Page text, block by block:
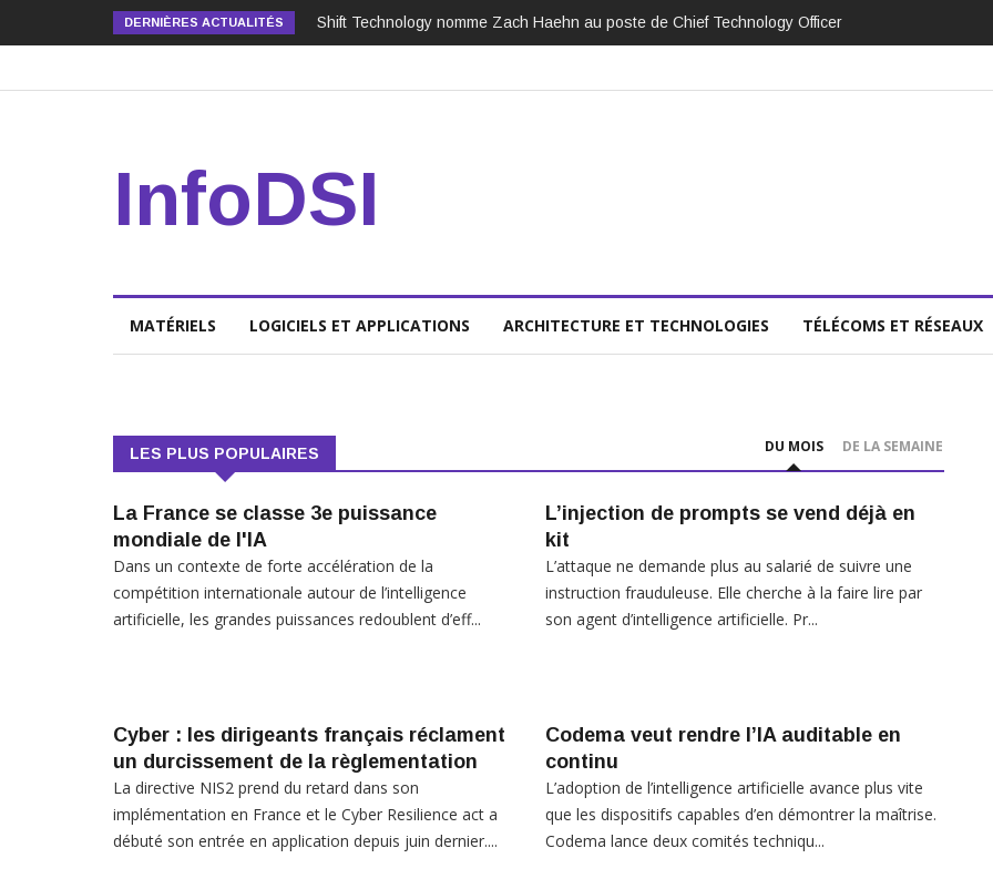
DERNIÈRES ACTUALITÉS Shift Technology nomme Zach Haehn au poste de Chief Technology Officer
InfoDSI
MATÉRIELS LOGICIELS ET APPLICATIONS ARCHITECTURE ET TECHNOLOGIES TÉLÉCOMS ET RÉSEAUX
LES PLUS POPULAIRES DU MOIS DE LA SEMAINE
La France se classe 3e puissance
mondiale de l'IA
Dans un contexte de forte accélération de la
compétition internationale autour de l’intelligence
artificielle, les grandes puissances redoublent d’eff...
L’injection de prompts se vend déjà en
kit
L’attaque ne demande plus au salarié de suivre une
instruction frauduleuse. Elle cherche à la faire lire par
son agent d’intelligence artificielle. Pr...
Cyber : les dirigeants français réclament
un durcissement de la règlementation
La directive NIS2 prend du retard dans son
implémentation en France et le Cyber Resilience act a
débuté son entrée en application depuis juin dernier....
Codema veut rendre l’IA auditable en
continu
L’adoption de l’intelligence artificielle avance plus vite
que les dispositifs capables d’en démontrer la maîtrise.
Codema lance deux comités techniqu...